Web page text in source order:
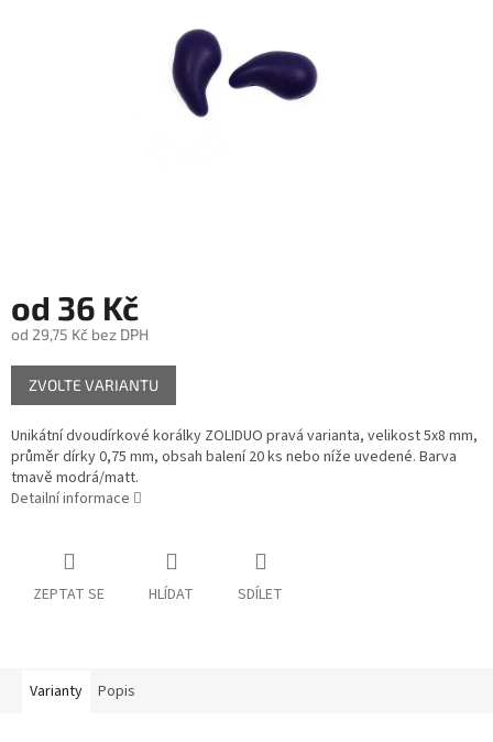
od 36 Kč
od 29,75 Kč bez DPH
Měrná
cena:
ZVOLTE VARIANTU
Unikátní dvoudírkové korálky ZOLIDUO pravá varianta, velikost 5x8 mm,
průměr dírky 0,75 mm, obsah balení 20 ks nebo níže uvedené. Barva
tmavě modrá/matt.
Detailní informace
ZEPTAT SE HLÍDAT SDÍLET
Varianty Popis